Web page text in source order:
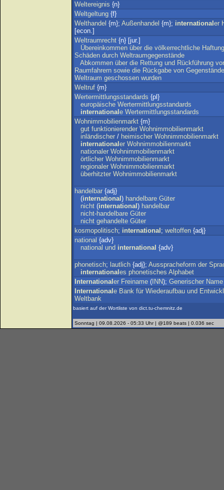
Weltereignis {n}
Weltgeltung {f}
Welthandel {m}; Außenhandel {m}; international er
[econ.]
Weltraumrecht {n} [jur.]
Übereinkommen über die völkerrechtliche Haftung
Schäden durch Weltraumgegenstände
Abkommen über die Rettung und Rückführung
Raumfahrern sowie die Rückgabe von
Weltraum geschossen wurden
Weltruf {m}
Wertermittlungsstandards {pl}
europäische Wertermittlungsstandards
international e Wertermittlungsstandards
Wohnimmobilienmarkt {m}
gut funktionierender Wohnimmobilienmarkt
inländischer / heimischer Wohnimmobilienmarkt
international er Wohnimmobilienmarkt
nationaler Wohnimmobilienmarkt
örtlicher Wohnimmobilienmarkt
regionaler Wohnimmobilienmarkt
überhitzter Wohnimmobilienmarkt
handelbar {adj}
(international ) handelbare Güter
nicht (international ) handelbar
nicht-handelbare Güter
nicht gehandelte Güter
kosmopolitisch; international ; weltoffen {adj}
national {adv}
national und international {adv}
phonetisch; lautlich {adj}; Ausspracheform der
international es phonetisches Alphabet
International er Freiname ( INN); Generischer Name
International e Bank für Wiederaufbau und
Weltbank
basiert auf der Wortliste von dict.tu-chemnitz.de
Sonntag | 09.08.2026 - 05:33 Uhr | @189 beats | 0.036 sec